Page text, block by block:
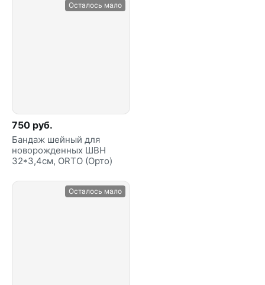
Осталось мало
750 руб.
Бандаж шейный для
новорожденных ШВН
32*3,4см, ORTO (Орто)
Осталось мало